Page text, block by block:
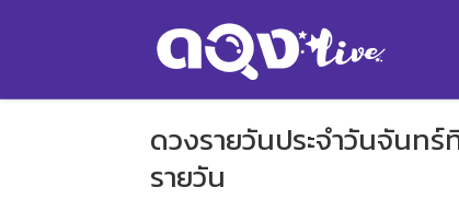
ดวงรายวันประจำวันจันทร์
รายวัน